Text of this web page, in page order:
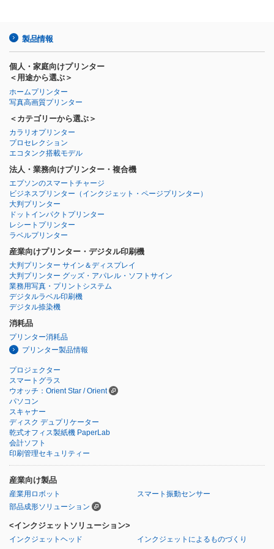
製品情報
個人・家庭向けプリンター
＜用途から選ぶ＞
ホームプリンター
写真高画質プリンター
＜カテゴリーから選ぶ＞
カラリオプリンター
プロセレクション
エコタンク搭載モデル
法人・業務向けプリンター・複合機
エプソンのスマートチャージ
ビジネスプリンター （インクジェット・ページプリンター）
大判プリンター
ドットインパクトプリンター
レシートプリンター
ラベルプリンター
産業向けプリンター・デジタル印刷機
大判プリンター サイン＆ディスプレイ
大判プリンター グッズ・アパレル・ソフトサイン
業務用写真・プリントシステム
デジタルラベル印刷機
デジタル捺染機
消耗品
プリンター消耗品
プリンター製品情報
プロジェクター
スマートグラス
ウオッチ：Orient Star / Orient
パソコン
スキャナー
ディスク デュプリケーター
乾式オフィス製紙機 PaperLab
会計ソフト
印刷管理セキュリティー
産業向け製品
産業用ロボット
スマート振動センサー
部品成形ソリューション
<インクジェットソリューション>
インクジェットヘッド インクジェットによるものづくり